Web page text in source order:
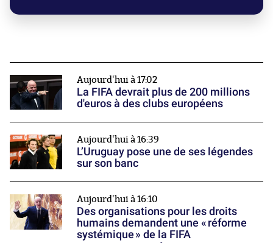
Aujourd'hui à 17:02
La FIFA devrait plus de 200 millions
d'euros à des clubs européens
Aujourd'hui à 16:39
L’Uruguay pose une de ses légendes
sur son banc
Aujourd'hui à 16:10
Des organisations pour les droits
humains demandent une « réforme
systémique » de la FIFA